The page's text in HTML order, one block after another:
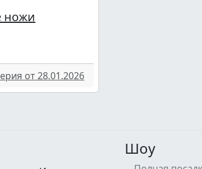
ножи
от 28.01.2026
Шоу